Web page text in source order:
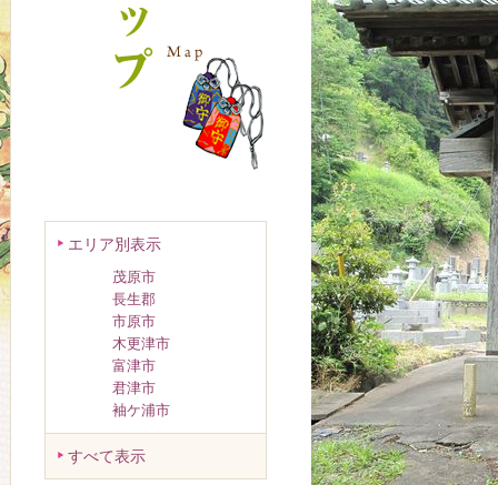
エリア別表示
茂原市
長生郡
市原市
木更津市
富津市
君津市
袖ケ浦市
すべて表示